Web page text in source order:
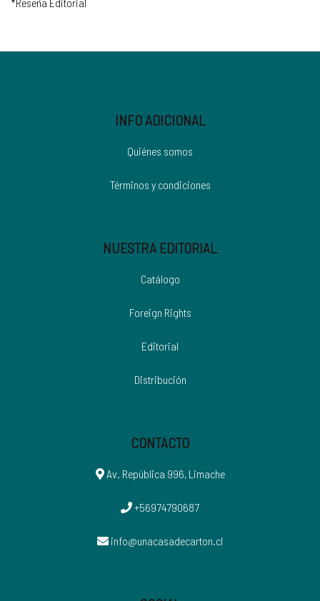
INFO ADICIONAL
Quiénes somos
Términos y condiciones
NUESTRA EDITORIAL
Catálogo
Foreign Rights
Editorial
Distribución
CONTACTO
Av. República 996, Limache
+56974790687
info@unacasadecarton.cl